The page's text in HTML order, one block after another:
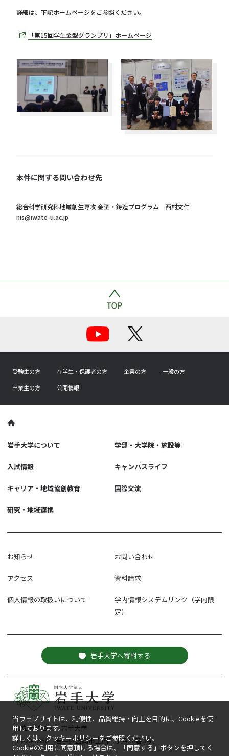
詳細は、下記ホームページをご参照ください。
「第15回学生金型グランプリ」ホームページ
本件に関する問い合わせ先
総合科学研究科地域創生専攻 金型・鋳造プログラム 西村文仁
nis@iwate-u.ac.jp
受験生の方 在学生・保護者の方 企業の方
一般の方
卒業生の方
公開情報
国立大学法人 岩手大学
〒020-8550 岩手県盛岡市上田三丁目18番8号
岩手大学について 学部・大学院・施設等
入試情報 キャンパスライフ
キャリア・地域協創教育 国際交流
研究・地域連携
お知らせ お問い合わせ
アクセス 資料請求
個人情報の取扱いについて
学内情報システムリンク（学内限
定）
岩手大学へ寄附する
当ウェブサイトは、利便性、品質維持・向上を目的に、Cookieを使
用しております。
詳しくは、クッキーポリシーをご参照ください。
Cookieの利用に同意頂ける場合は、「同意する」ボタンを押してく